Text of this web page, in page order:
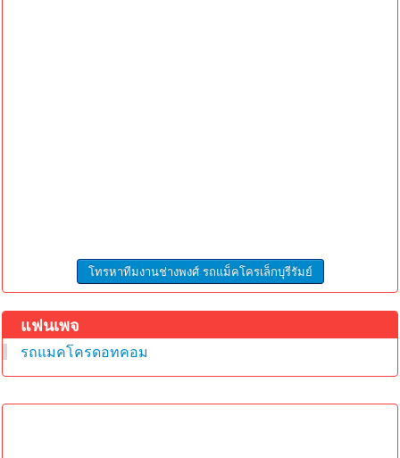
โทรหาทีมงานช่างพงศ์ รถแม็คโครเล็กบุรีรัมย์
แฟนเพจ
รถแมคโครดอทคอม